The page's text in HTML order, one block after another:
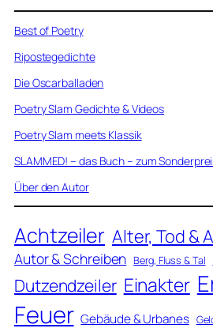
Best of Poetry
Ripostegedichte
Die Oscarballaden
Poetry Slam Gedichte & Videos
Poetry Slam meets Klassik
SLAMMED! – das Buch – zum
Über den Autor
Achtzeiler Alter, Tod &
Autor & Schreiben Berg, Fluss & Tal
Dutzendzeiler Einakter
Feuer Gebäude & Urbanes